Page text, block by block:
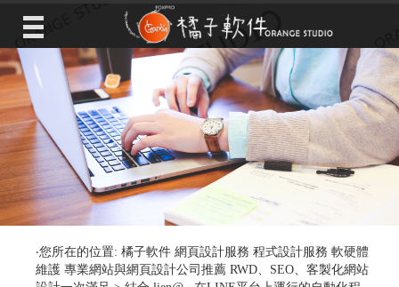
‧您所在的位置: 橘子軟件 網頁設計服務 程式設計服務 軟硬體
維護 專業網站與網頁設計公司推薦 RWD、SEO、客製化網站